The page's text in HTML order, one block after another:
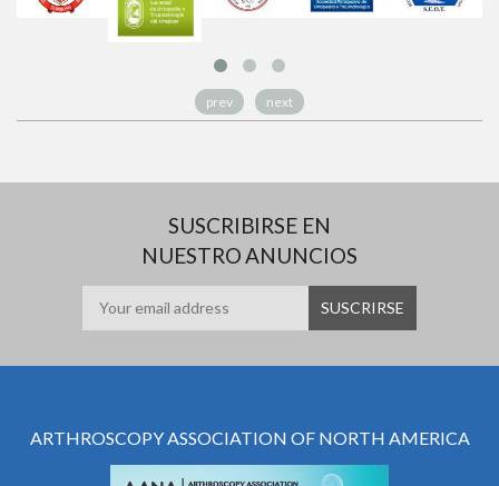
prev next
SUSCRIBIRSE EN
NUESTRO ANUNCIOS
ARTHROSCOPY ASSOCIATION OF NORTH AMERICA